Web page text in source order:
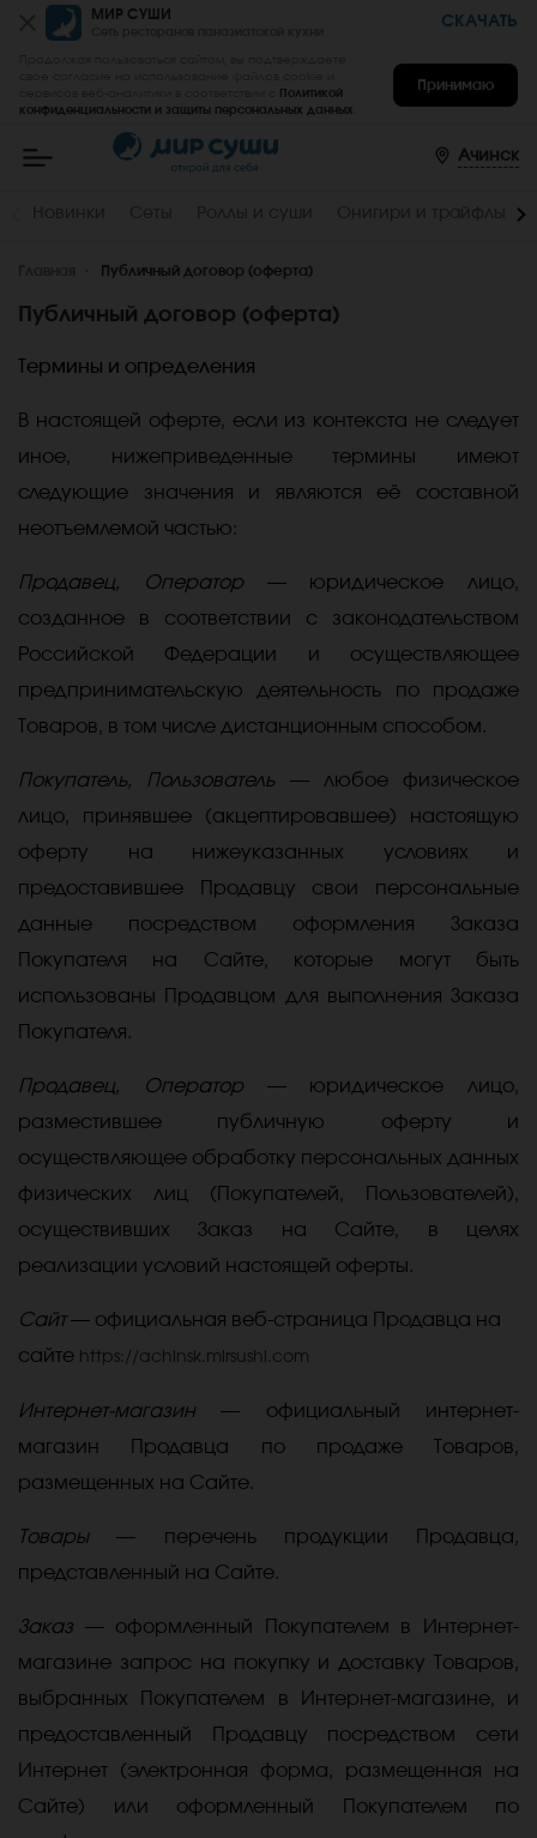
МИР СУШИ СКАЧАТЬ
Принимаю
Политикой
конфиденциальности и защиты персональных данных
Суши
дом
в
офис
Ачинск
Публичный договор (оферта)
Публичный договор (оферта)
Термины и определения
В настоящей оферте, если из контекста не следует
иное, нижеприведенные термины имеют
следующие значения и являются её составной
неотъемлемой частью:
Продавец, Оператор— юридическое лицо,
созданное в соответствии c законодательством
Российской Федерации и осуществляющее
предпринимательскую деятельность по продаже
Товаров, в том числе дистанционным способом.
Покупатель, Пользователь — любое физическое
лицо, принявшее (акцептировавшее) настоящую
оферту на нижеуказанных условиях и
предоставившее Продавцу свои персональные
данные посредством оформления Заказа
Покупателя на Сайте, которые могут быть
использованы Продавцом для выполнения Заказа
Покупателя.
Продавец, Оператор— юридическое лицо,
разместившее публичную оферту и
осуществляющее обработку персональных данных
физических лиц (Покупателей, Пользователей),
осуществивших Заказ на Сайте, в целях
реализации условий настоящей оферты.
Сайт— официальная веб-страница Продавца на
сайте https://achinsk.mirsushi.com
Интернет-магазин— официальный интернет-
магазин Продавца по продаже Товаров,
размещенных на Сайте.
Товары— перечень продукции Продавца,
представленный на Сайте.
Заказ — оформленный Покупателем в Интернет-
магазине запрос на покупку и доставку Товаров,
выбранных Покупателем в Интернет-магазине, и
предоставленный Продавцу посредством сети
Интернет (электронная форма, размещенная на
Сайте) или оформленный Покупателем по